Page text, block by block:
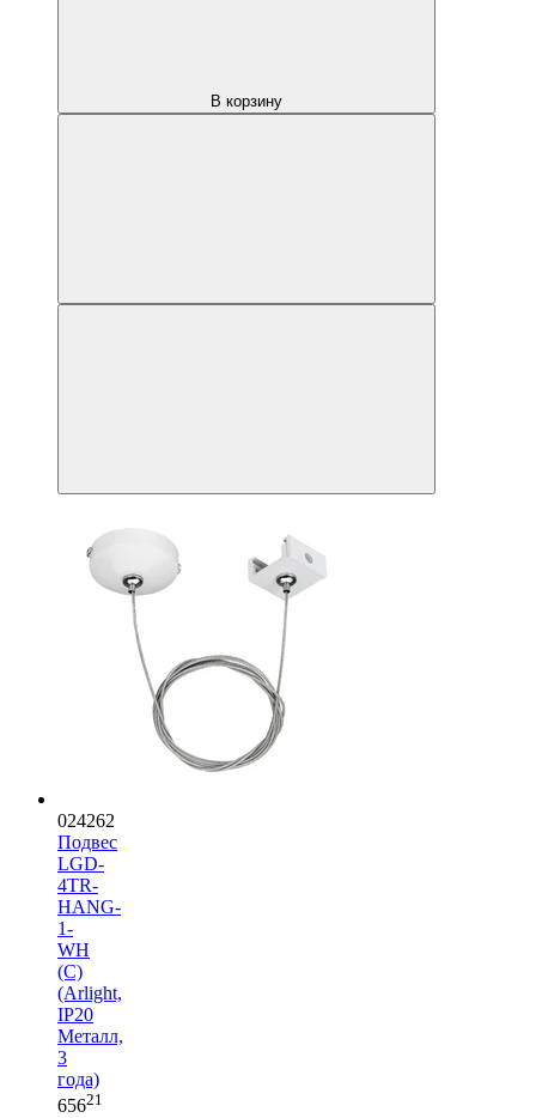
В корзину
024262
Подвес
LGD-
4TR-
HANG-
1-
WH
(C)
(Arlight,
IP20
Металл,
3
года)
65621